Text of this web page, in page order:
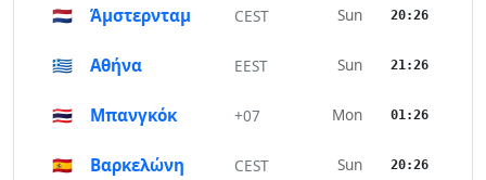
🇳🇱 Άμστερνταμ CEST Sun 20:26
🇬🇷 Αθήνα EEST Sun 21:26
🇹🇭 Μπανγκόκ +07 Mon 01:26
🇪🇸 Βαρκελώνη CEST Sun 20:26